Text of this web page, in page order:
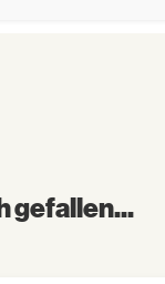
gefallen...